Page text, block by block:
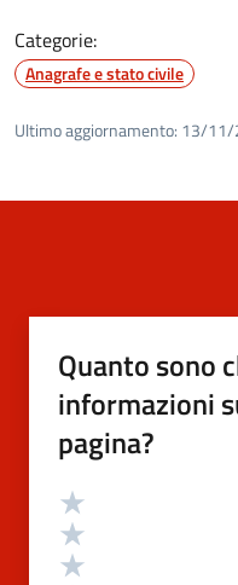
Categorie:
Anagrafe e stato civile
Ultimo aggiornamento: 13/11/
Quanto sono
informazioni
pagina?
Valutazione